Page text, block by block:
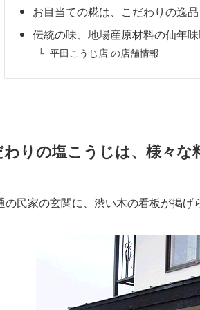
お目当ての糀は、こだわりの逸品
伝統の味、地場産原材料の仙年味
平田こうじ店 の店舗情報
わりの塩こうじは、様々な
の民家の玄関に、渋い木の看板が掲げ